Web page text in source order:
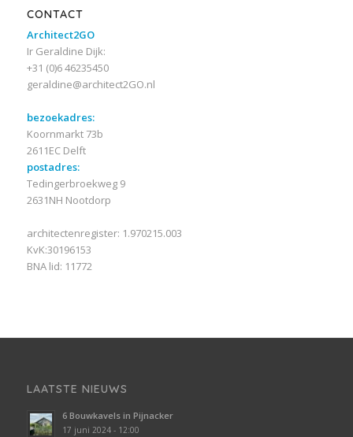
CONTACT
Architect2GO
Ir Geraldine Dijk:
+31 (0)6 46235450
geraldine@architect2GO.nl
bezoekadres:
Koornmarkt 73b
2611EC Delft
postadres:
Tedingerbroekweg 9
2631NH Nootdorp
architectenregister: 1.970215.003
KvK:30196153
BNA lid: 11772
LAATSTE NIEUWS
6 Bouwkavels in Pijnacker
17 juni 2024 - 12:00